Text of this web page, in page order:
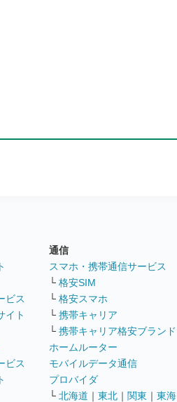
ビス
イト
ビス
通信
スマホ・携帯通信サービス
└ 格安SIM
└ 格安スマホ
└ 携帯キャリア
└ 携帯キャリア格安ブランド
ホームルーター
モバイルデータ通信
プロバイダ
└ 北海道 ｜ 東北 ｜ 関東 ｜ 東海